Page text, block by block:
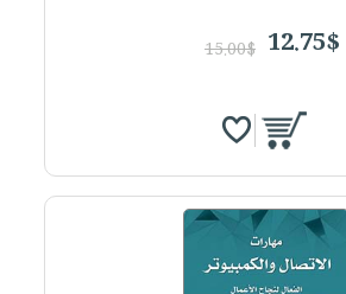
12.75$
15.00$